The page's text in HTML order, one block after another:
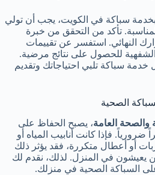
بخدمة سباكة في الكويت، يجب أن تولي
تأكد من التحقق من خبرة
النهائي. استفسر عن تقييمات
للحصول على نتائج مرضية.
سباكة تلبي احتياجاتك وتقديم
الصحية
والصحة العامة، يصبح الحفاظ على
فإذا كانت أنابيب المياه أو
أو أعطال متكررة، فقد يؤثر ذلك
يعيشون في المنزل. لذلك، نقدم لك
السباكة الصحية في منزلك.